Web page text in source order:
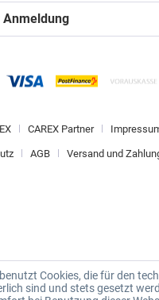
Anmeldung
CAREX Partner
AGB Versand und
Cookies, die für den
sind und stets gesetzt